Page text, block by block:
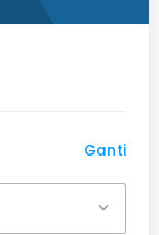
Ganti